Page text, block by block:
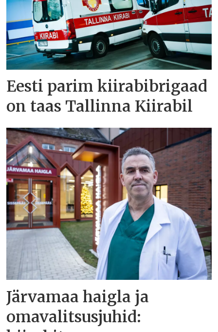
Eesti parim kiirabibrigaad
on taas Tallinna Kiirabil
Järvamaa haigla ja
omavalitsusjuhid: